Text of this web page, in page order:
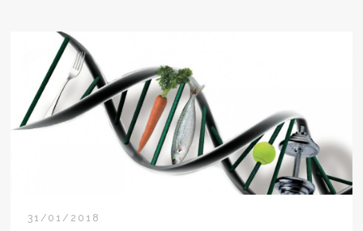
31/01/2018